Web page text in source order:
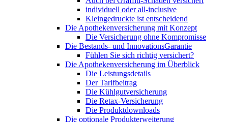
individuell oder all-inclusive
Kleingedruckte ist entscheidend
Die Apothekenversicherung mit Konzept
Die Versicherung ohne Kompromisse
Die Bestands- und InnovationsGarantie
Fühlen Sie sich richtig versichert?
Die Apothekenversicherung im Überblick
Die Leistungsdetails
Der Tarifbeitrag
Die Kühlgutversicherung
Die Retax-Versicherung
Die Produktdownloads
Die optionale Produkterweiterung